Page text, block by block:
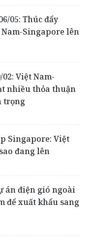
05: Thúc đẩy
Singapore lên
Việt Nam-
nhiều thỏa thuận
trọng
Singapore: Việt
đang lên
án điện gió ngoài
để xuất khẩu sang